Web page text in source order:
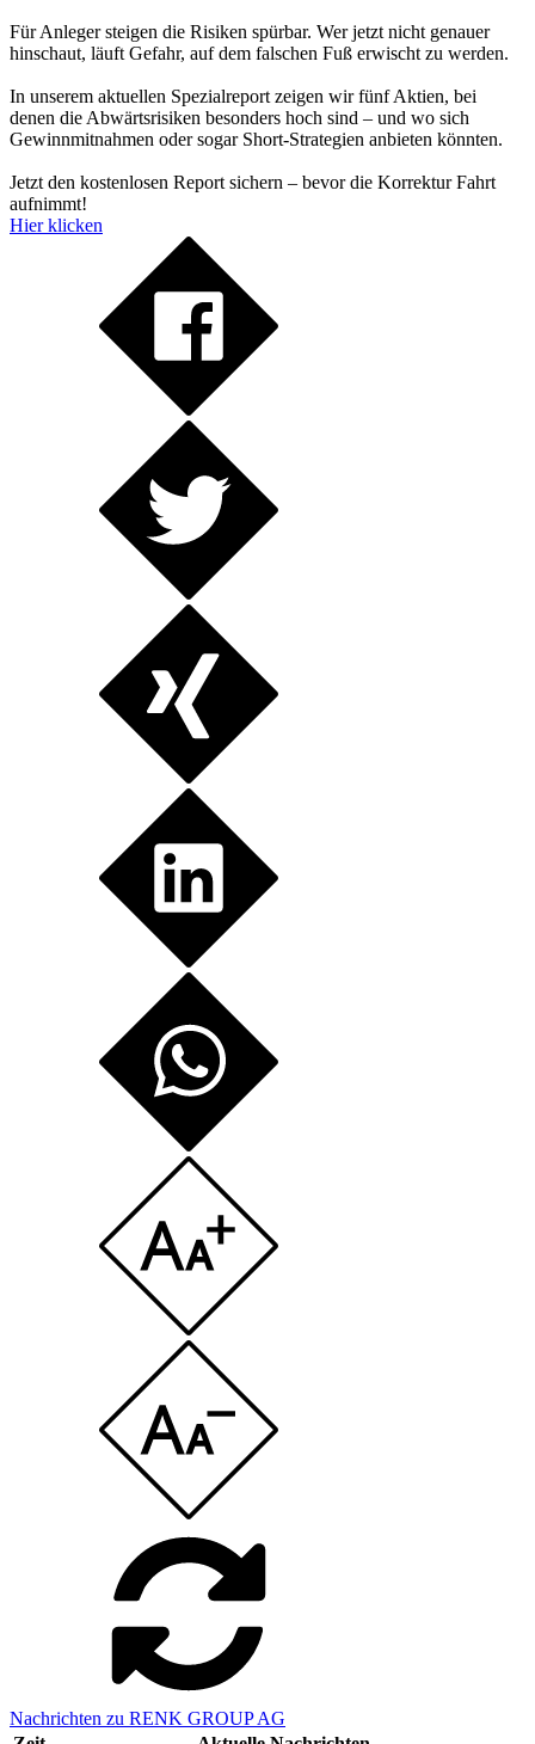
Für Anleger steigen die Risiken spürbar. Wer jetzt nicht genauer
hinschaut, läuft Gefahr, auf dem falschen Fuß erwischt zu werden.
In unserem aktuellen Spezialreport zeigen wir fünf Aktien, bei
denen die Abwärtsrisiken besonders hoch sind – und wo sich
Gewinnmitnahmen oder sogar Short-Strategien anbieten könnten.
Jetzt den kostenlosen Report sichern – bevor die Korrektur Fahrt
aufnimmt!
Hier klicken
Nachrichten zu RENK GROUP AG